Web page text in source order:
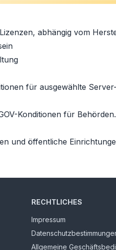
abhängig vom
für ausgewählte Server-
Konditionen für Behörden.
und öffentliche
RECHTLICHES
Impressum
Allgemeine